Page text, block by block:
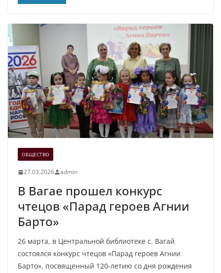
ОБЩЕСТВО
27.03.2026 admin
В Вагае прошел конкурс
чтецов «Парад героев Агнии
Барто»
26 марта, в Центральной библиотеке с. Вагай
состоялся конкурс чтецов «Парад героев Агнии
Барто», посвященный 120-летию со дня рождения